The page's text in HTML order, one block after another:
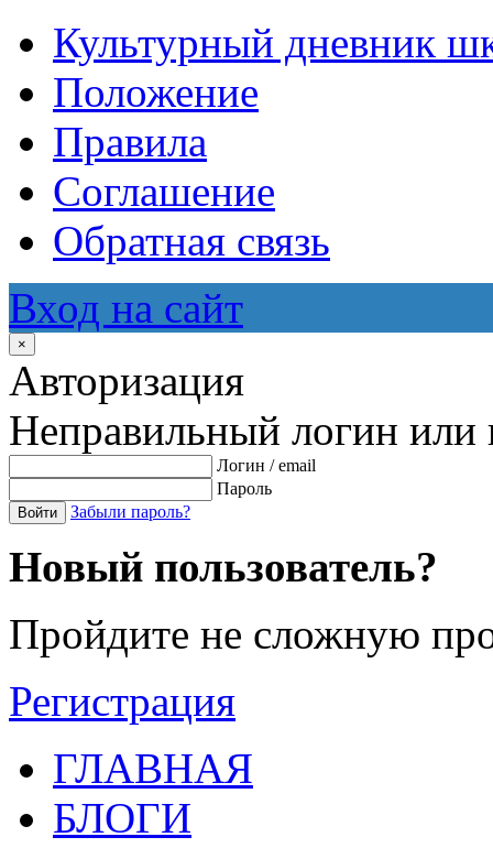
Культурный дневник
Положение
Правила
Соглашение
Обратная связь
Вход на сайт
×
Авторизация
Неправильный логин или
Логин / email
Пароль
Войти Забыли пароль?
Новый пользователь?
Пройдите не сложную
Регистрация
ГЛАВНАЯ
БЛОГИ